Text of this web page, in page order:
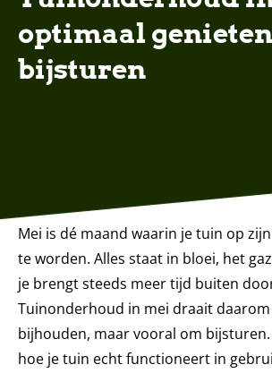
optimaal
bijsturen
Mei is dé maand waarin je tuin op
te worden. Alles staat in bloei, het
je brengt steeds meer tijd buiten
Tuinonderhoud in mei draait
bijhouden, maar vooral om bijsturen.
hoe je tuin echt functioneert in